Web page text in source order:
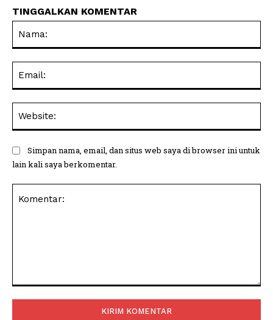
TINGGALKAN KOMENTAR
Simpan nama, email, dan situs web saya di browser ini untuk
lain kali saya berkomentar.